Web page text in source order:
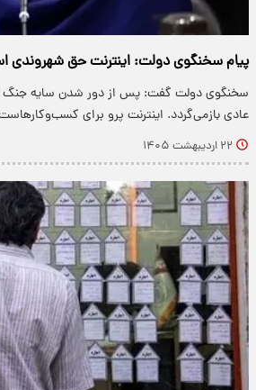
پیام سخنگوی دولت: اینترنت حق شهروندی
سخنگوی دولت گفت: پس از دور شدن سایه جنگ
عادی بازمی‌گردد. اینترنت پرو برای
۲۲ اردیبهشت ۱۴۰۵